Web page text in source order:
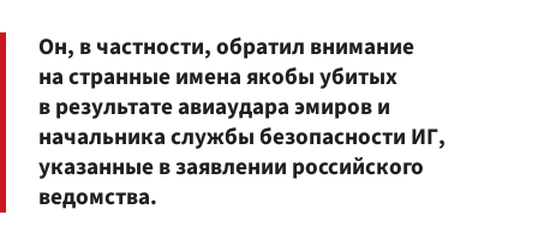
Он, в частности, обратил внимание
на странные имена якобы убитых
в результате авиаудара эмиров и
начальника службы безопасности ИГ,
указанные в заявлении российского
ведомства.